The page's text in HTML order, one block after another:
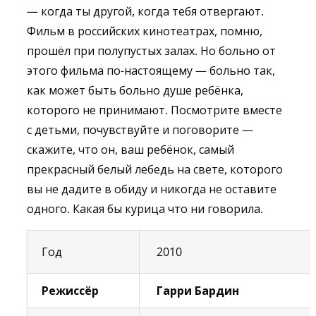
— когда ты другой, когда тебя отвергают.
Фильм в российских кинотеатрах, помню,
прошёл при полупустых залах. Но больно от
этого фильма по-настоящему — больно так,
как может быть больно душе ребёнка,
которого не принимают. Посмотрите вместе
с детьми, почувствуйте и поговорите —
скажите, что он, ваш ребёнок, самый
прекрасный белый лебедь на свете, которого
вы не дадите в обиду и никогда не оставите
одного. Какая бы курица что ни говорила.
Год 2010
Режиссёр Гарри Бардин